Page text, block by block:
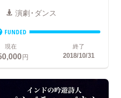
演劇・ダンス
FUNDED
現在
円
終了
2018/10/31